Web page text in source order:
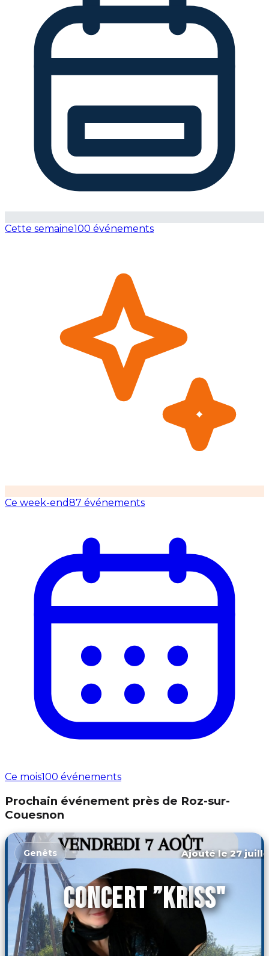
Cette semaine100 événements
Ce week-end87 événements
Ce mois100 événements
Prochain événement près de Roz-sur-
Couesnon
Genêts Ajouté le 27
CONCERT ”KRISS"